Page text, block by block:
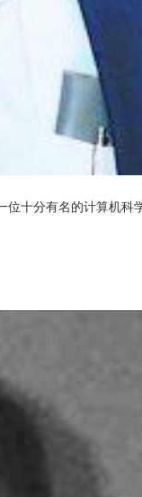
十分有名的计算机科